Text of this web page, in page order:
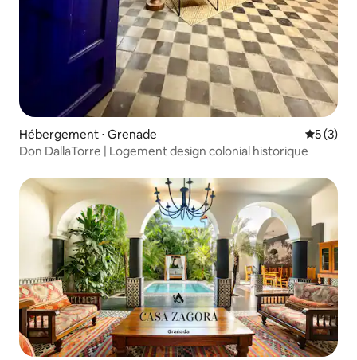
Hébergement ⋅ Grenade
5 (3)
Don DallaTorre | Logement design colonial historique